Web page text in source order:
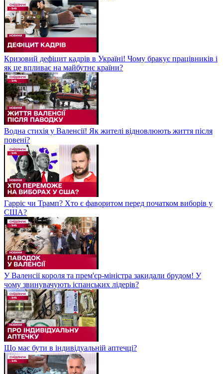
Кризовий дефіцит кадрів в Україні! Чому бракує працівників і
як це впливає на майбутнє країни?
Водна стихія у Валенсії! Як жителі відновлюють життя після
повені?
Гарріс чи Трамп? Хто є фаворитом перед початком виборів у
США?
У Валенсії короля та прем'єр-міністра закидали брудом! У
чому звинувачують іспанських лідерів?
Що має бути в індивідуальній аптечці?